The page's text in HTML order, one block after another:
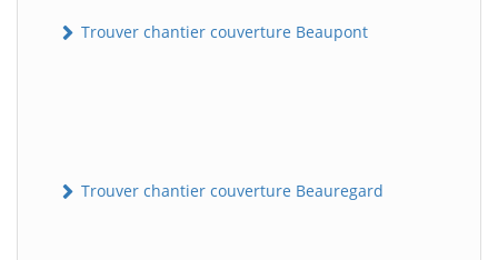
Trouver chantier couverture Beaupont
Trouver chantier couverture Beauregard